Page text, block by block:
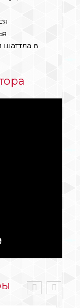
шаттла в